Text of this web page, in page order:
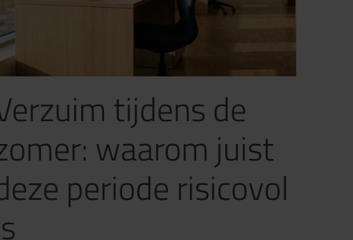
tijdens de
waarom juist
periode risicovol